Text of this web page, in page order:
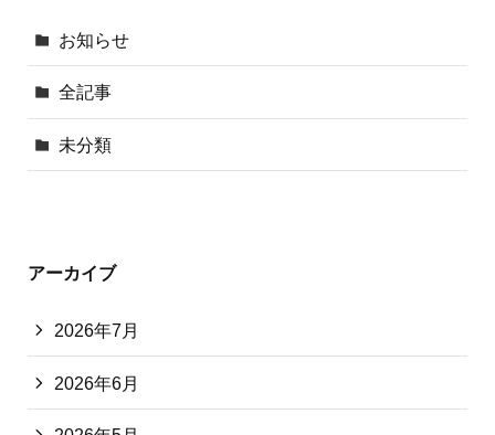
お知らせ
全記事
未分類
アーカイブ
2026年7月
2026年6月